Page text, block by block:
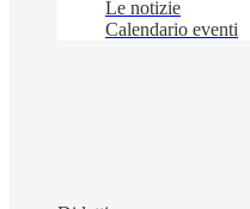
Le notizie
Calendario eventi